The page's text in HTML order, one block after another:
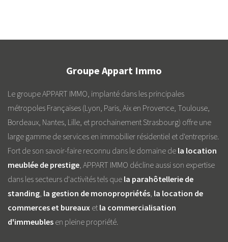
Groupe Appart Immo
Le groupe APPART IMMO, implanté dans les principales
métropoles Françaises (Lyon, Paris, Aix en Provence, Toulouse,
Bordeaux, Nantes, Lille, et prochainement Strasbourg) offre une
large gamme de services en immobilier résidentiel et d'entreprise.
Fort de son savoir-faire reconnu dans le domaine de la location
meublée de prestige, APPART IMMO décline aussi son expertise
dans les secteurs d'activités tels que la parahôtellerie de
standing, la gestion de monopropriétés, la location de
commerces et bureaux et la commercialisation
d'immeubles en pleine propriété.